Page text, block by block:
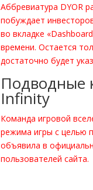
Аббревиатура DYOR
побуждает
во вкладке
времени. Остается
достаточно будет
Подводные
Infinity
Команда игровой
режима игры с целью
объявила в
пользователей сайта.